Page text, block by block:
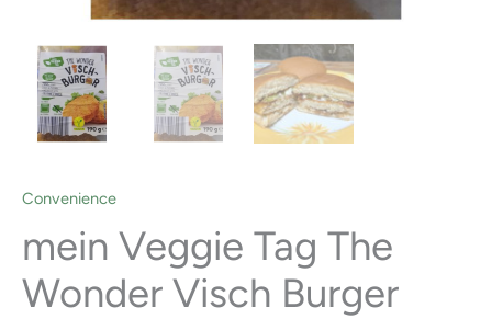
Convenience
mein Veggie Tag The
Wonder Visch Burger